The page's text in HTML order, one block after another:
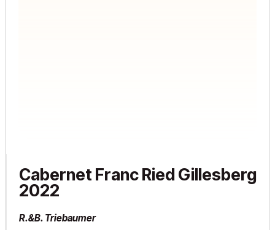
Cabernet Franc Ried Gillesberg
2022
R.&B. Triebaumer